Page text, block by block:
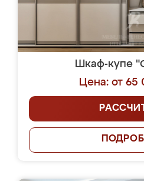
Шкаф-купе
Цена: от 65